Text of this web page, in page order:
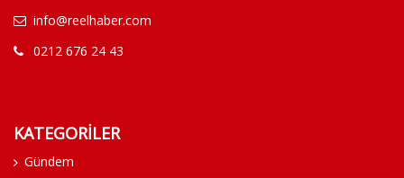
info@reelhaber.com
0212 676 24 43
KATEGORİLER
Gündem